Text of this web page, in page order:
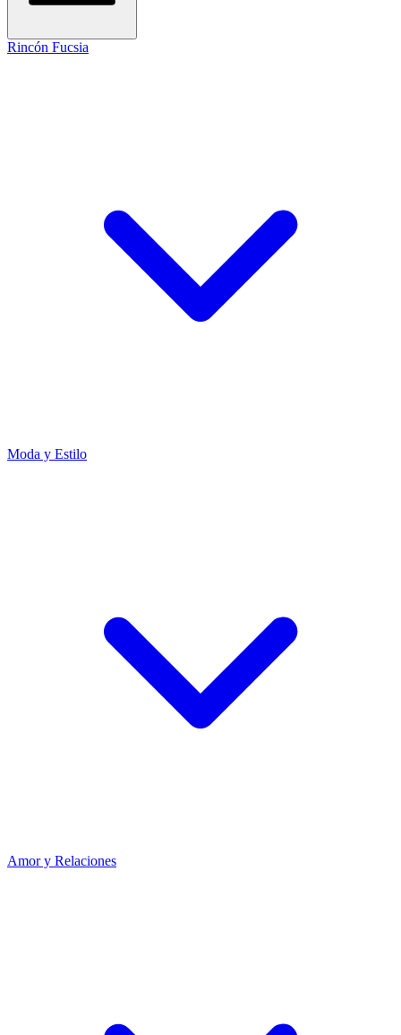
Rincón Fucsia
Moda y Estilo
Amor y Relaciones